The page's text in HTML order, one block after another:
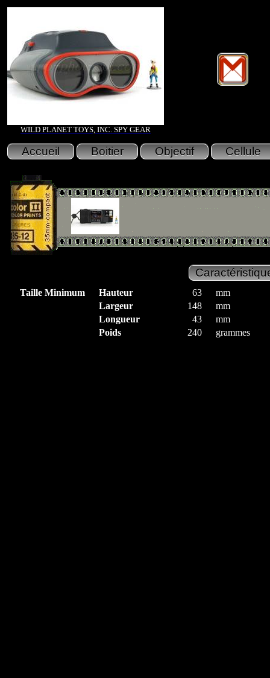
WILD PLANET TOYS, INC. SPY GEAR
Taille Minimum Hauteur 63
mm
Largeur
148
mm
Longueur
43
mm
Poids
240 grammes